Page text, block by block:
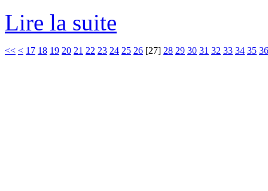
Lire la suite
<< < 17 18 19 20 21 22 23 24 25 26 [27] 28 29 30 31 32 33 34 35 36